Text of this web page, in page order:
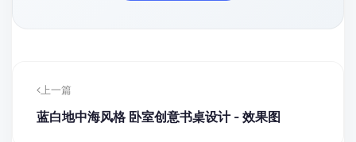
上一篇
蓝白地中海风格 卧室创意书桌设计 - 效果图